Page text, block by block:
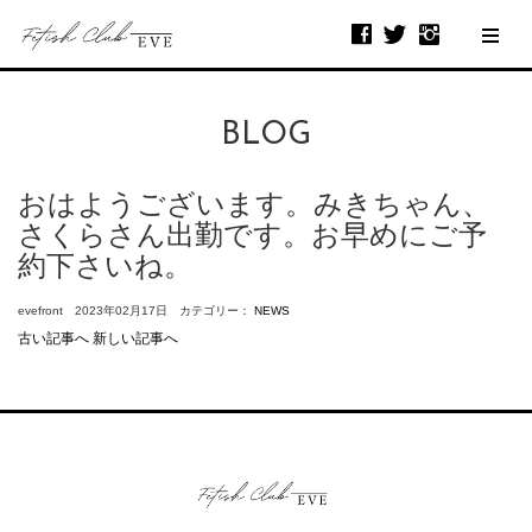
BLOG
おはようございます。みきちゃん、
さくらさん出勤です。お早めにご予
約下さいね。
evefront 2023年02月17日 カテゴリー： NEWS
古い記事へ 新しい記事へ